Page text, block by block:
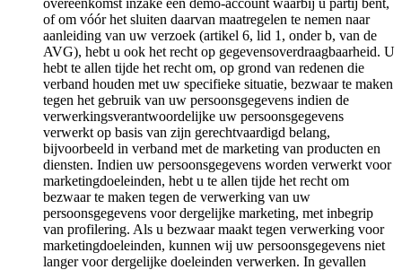
overeenkomst inzake een demo-account waarbij u partij bent,
of om vóór het sluiten daarvan maatregelen te nemen naar
aanleiding van uw verzoek (artikel 6, lid 1, onder b, van de
AVG), hebt u ook het recht op gegevensoverdraagbaarheid. U
hebt te allen tijde het recht om, op grond van redenen die
verband houden met uw specifieke situatie, bezwaar te maken
tegen het gebruik van uw persoonsgegevens indien de
verwerkingsverantwoordelijke uw persoonsgegevens
verwerkt op basis van zijn gerechtvaardigd belang,
bijvoorbeeld in verband met de marketing van producten en
diensten. Indien uw persoonsgegevens worden verwerkt voor
marketingdoeleinden, hebt u te allen tijde het recht om
bezwaar te maken tegen de verwerking van uw
persoonsgegevens voor dergelijke marketing, met inbegrip
van profilering. Als u bezwaar maakt tegen verwerking voor
marketingdoeleinden, kunnen wij uw persoonsgegevens niet
langer voor dergelijke doeleinden verwerken. In gevallen